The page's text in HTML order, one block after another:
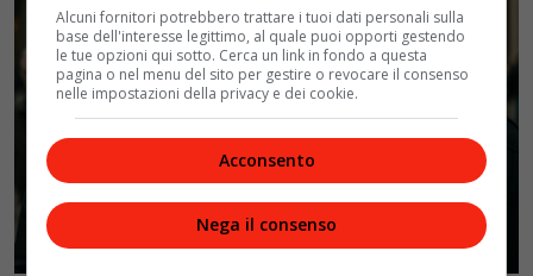
Politica
Alcuni fornitori potrebbero trattare i tuoi dati personali sulla
base dell'interesse legittimo, al quale puoi opporti gestendo
le tue opzioni qui sotto. Cerca un link in fondo a questa
pagina o nel menu del sito per gestire o revocare il consenso
nelle impostazioni della privacy e dei cookie.
Acconsento
Nega il consenso